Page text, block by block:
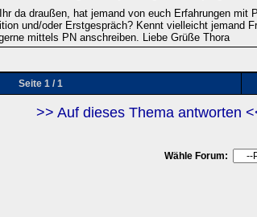
da draußen, hat jemand von euch Erfahrungen mit
und/oder Erstgespräch? Kennt vielleicht jemand
mittels PN anschreiben. Liebe Grüße Thora
Seite 1 / 1
>> Auf dieses Thema antworten
Wähle Forum: